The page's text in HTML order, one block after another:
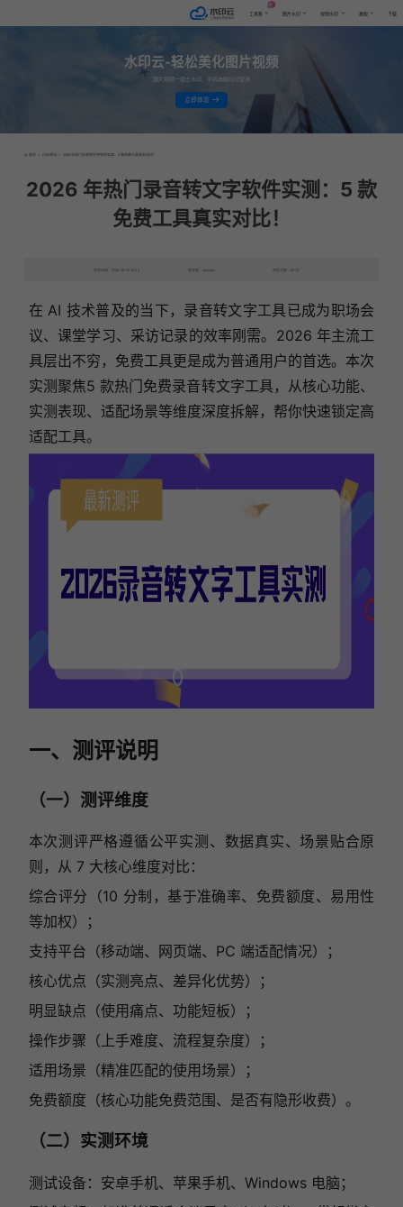
工具集
AI
图片水印 视频水印 教程 下载
水印云-轻松美化图片视频
图片视频一键去水印，手机电脑均可使用
立即体验
首页 > 行业资讯 > 2026 年热门录音转文字软件实测：5 款免费工具真实对比！
2026 年热门录音转文字软件实测：5 款
免费工具真实对比！
发布日期：2026-06-02 16:48 发表者：qianqian 浏览次数：851次
在 AI 技术普及的当下，录音转文字工具已成为职场会
议、课堂学习、采访记录的效率刚需。2026 年主流工
具层出不穷，免费工具更是成为普通用户的首选。本次
实测聚焦5 款热门免费录音转文字工具，从核心功能、
实测表现、适配场景等维度深度拆解，帮你快速锁定高
适配工具。
一、测评说明
（一）测评维度
本次测评严格遵循公平实测、数据真实、场景贴合原
则，从 7 大核心维度对比：
综合评分（10 分制，基于准确率、免费额度、易用性
等加权）；
支持平台（移动端、网页端、PC 端适配情况）；
核心优点（实测亮点、差异化优势）；
明显缺点（使用痛点、功能短板）；
操作步骤（上手难度、流程复杂度）；
适用场景（精准匹配的使用场景）；
免费额度（核心功能免费范围、是否有隐形收费）。
（二）实测环境
测试设备：安卓手机、苹果手机、Windows 电脑；